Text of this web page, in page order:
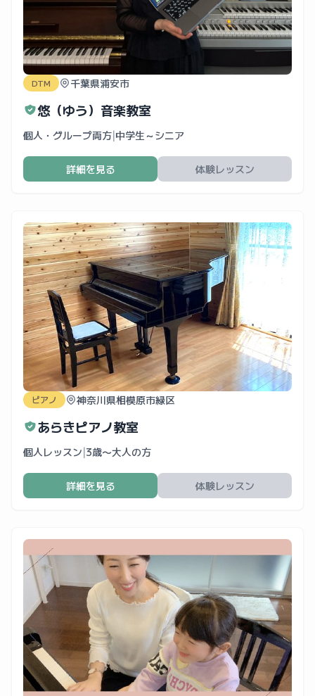
DTM 千葉県浦安市
悠（ゆう）音楽教室
個人・グループ両方|中学生～シニア
詳細を見る 体験レッスン
ピアノ 神奈川県相模原市緑区
あらきピアノ教室
個人レッスン|3歳〜大人の方
詳細を見る 体験レッスン